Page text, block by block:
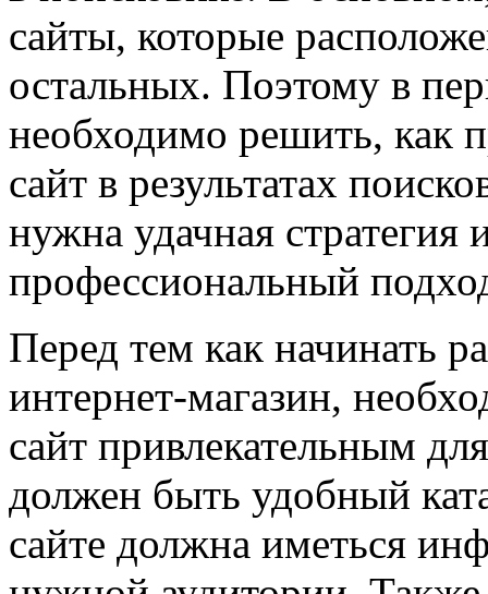
сайты, которые
остальных. Поэтому в
необходимо решить, как
сайт в результатах
нужна удачная стратегия
профессиональный
Перед тем как начинать
интернет-магазин,
сайт привлекательным
должен быть удобный
сайте должна иметься